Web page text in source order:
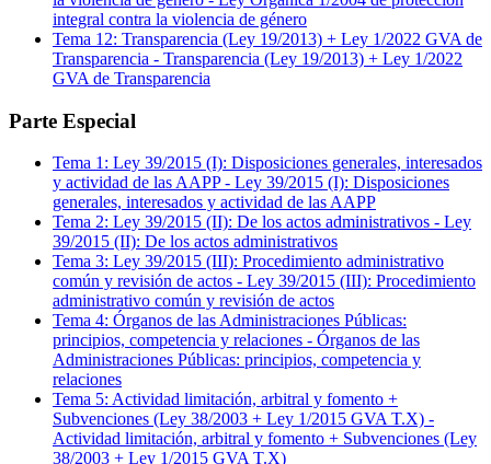
integral contra la violencia de género
Tema 12: Transparencia (Ley 19/2013) + Ley 1/2022 GVA de
Transparencia - Transparencia (Ley 19/2013) + Ley 1/2022
GVA de Transparencia
Parte Especial
Tema 1 : Ley 39/2015 (I): Disposiciones generales, interesados
y actividad de las AAPP- Ley 39/2015 (I): Disposiciones
generales, interesados y actividad de las AAPP
Tema 2: Ley 39/2015 (II): De los actos administrativos - Ley
39/2015 (II): De los actos administrativos
Tema 3: Ley 39/2015 (III): Procedimiento administrativo
común y revisión de actos - Ley 39/2015 (III): Procedimiento
administrativo común y revisión de actos
Tema 4: Órganos de las Administraciones Públicas:
principios, competencia y relaciones - Órganos de las
Administraciones Públicas: principios, competencia y
relaciones
Tema 5: Actividad limitación, arbitral y fomento +
Subvenciones (Ley 38/2003 + Ley 1/2015 GVA T.X) -
Actividad limitación, arbitral y fomento + Subvenciones (Ley
38/2003 + Ley 1/2015 GVA T.X)